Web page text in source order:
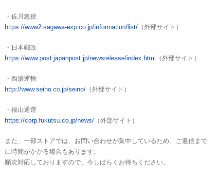
・佐川急便
https://www2.sagawa-exp.co.jp/information/list/ （外部サイト）
・日本郵政
https://www.post.japanpost.jp/newsrelease/index.html
（外部サイト）
・西濃運輸
http://www.seino.co.jp/seino/ （外部サイト）
・福山通運
https://corp.fukutsu.co.jp/news/ （外部サイト）
また、一部ストアでは、お問い合わせが集中しているため、ご返信まで
に時間がかかる場合もあります。
順次対応しておりますので、今しばらくお待ちください。